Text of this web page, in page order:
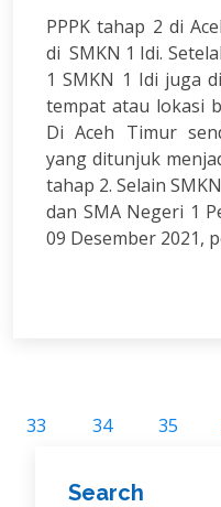
PPPK tahap 2 di
di SMKN 1 Idi.
1 SMKN 1 Idi juga
tempat atau lokasi
Di Aceh Timur
yang ditunjuk
tahap 2. Selain
dan SMA Negeri 1
09 Desember 2021,
33 34 35
Search